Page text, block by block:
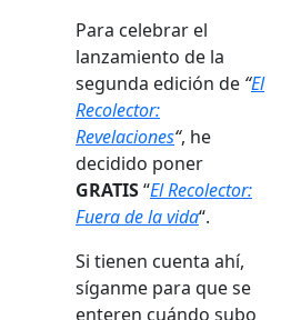
Para celebrar el
lanzamiento de la
segunda edición de “El
Recolector:
Revelaciones“, he
decidido poner
GRATIS“El Recolector:
Fuera de la vida“.
Si tienen cuenta ahí,
síganme para que se
enteren cuándo subo